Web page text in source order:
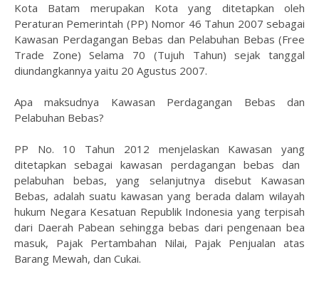
Kota Batam merupakan Kota yang ditetapkan oleh
Peraturan Pemerintah (PP) Nomor 46 Tahun 2007 sebagai
Kawasan Perdagangan Bebas dan Pelabuhan Bebas (Free
Trade Zone) Selama 70 (Tujuh Tahun) sejak tanggal
diundangkannya yaitu 20 Agustus 2007.
Apa maksudnya Kawasan Perdagangan Bebas dan
Pelabuhan Bebas?
PP No. 10 Tahun 2012 menjelaskan Kawasan yang
ditetapkan sebagaikawasan perdagangan bebas dan
pelabuhanbebas,yang selanjutnya disebut Kawasan
Bebas, adalah suatu kawasan yang berada dalam wilayah
hukum Negara Kesatuan Republik Indonesia yang terpisah
dari Daerah Pabean sehingga bebas dari pengenaanbea
masuk, Pajak Pertambahan Nilai, Pajak Penjualan atas
Barang Mewah, dan Cukai.